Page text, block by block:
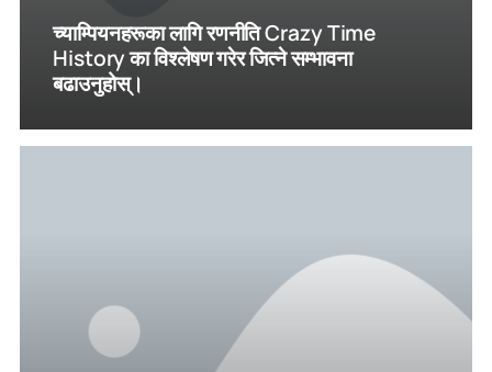
च्याम्पियनहरूका लागि रणनीति Crazy Time
History का विश्लेषण गरेर जित्ने सम्भावना
बढाउनुहोस्।